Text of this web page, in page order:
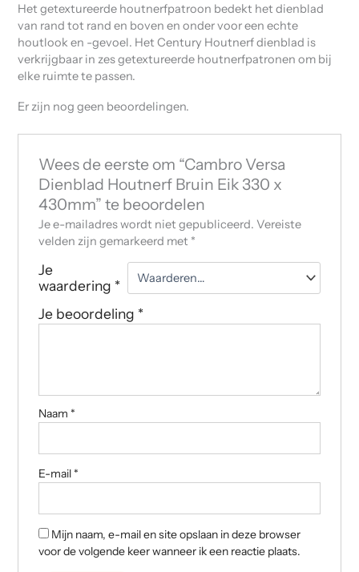
Het getextureerde houtnerfpatroon bedekt het dienblad
van rand tot rand en boven en onder voor een echte
houtlook en -gevoel. Het Century Houtnerf dienblad is
verkrijgbaar in zes getextureerde houtnerfpatronen om bij
elke ruimte te passen.
Er zijn nog geen beoordelingen.
Wees de eerste om “Cambro Versa
Dienblad Houtnerf Bruin Eik 330 x
430mm” te beoordelen
Je e-mailadres wordt niet gepubliceerd. Vereiste
velden zijn gemarkeerd met *
Je
waardering *
Je beoordeling *
Naam *
E-mail *
Mijn naam, e-mail en site opslaan in deze browser
voor de volgende keer wanneer ik een reactie plaats.